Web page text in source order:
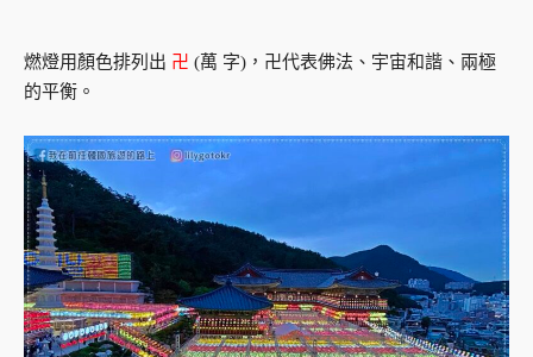
燃燈用顏色排列出 卍 (萬 字)，卍代表佛法、宇宙和諧、兩極
的平衡。